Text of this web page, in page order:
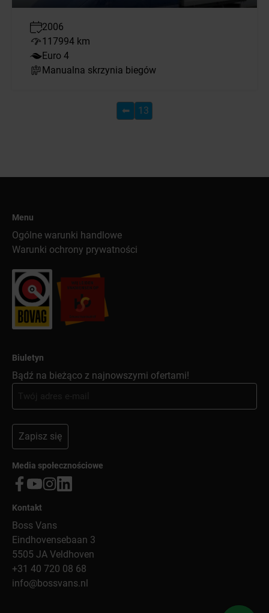
2006
117994 km
Euro 4
Manualna skrzynia biegów
⬅ 13
Menu
Ogólne warunki handlowe
Warunki ochrony prywatności
Biuletyn
Bądź na bieżąco z najnowszymi ofertami!
Zapisz się
Media społecznościowe
Kontakt
Boss Vans
Eindhovensebaan 3
5505 JA Veldhoven
+31 40 720 08 68
info@bossvans.nl